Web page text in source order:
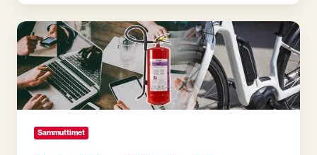
Presto
esittelee
edistyksellisen
LB9-
sammuttimen,
joka
litiumioniakkupalojen
Sammuttimet